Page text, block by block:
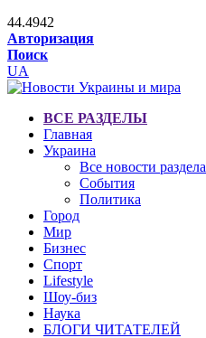
44.4942
Авторизация
Поиск
UA
ВСЕ РАЗДЕЛЫ
Главная
Украина
Все новости раздела
События
Политика
Город
Мир
Бизнес
Спорт
Lifestyle
Шоу-биз
Наука
БЛОГИ ЧИТАТЕЛЕЙ